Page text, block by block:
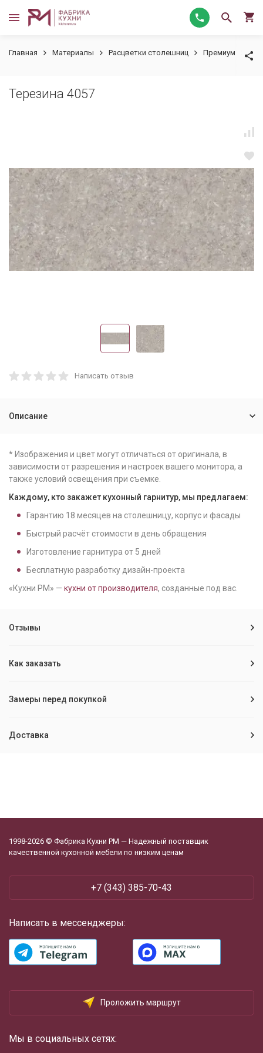
Главная Материалы Расцветки столешниц Премиум
Терезина 4057
Написать отзыв
Описание
* Изображения и цвет могут отличаться от оригинала, в
зависимости от разрешения и настроек вашего монитора, а
также условий освещения при съемке.
Каждому, кто закажет кухонный гарнитур, мы предлагаем:
Гарантию 18 месяцев на столешницу, корпус и фасады
Быстрый расчёт стоимости в день обращения
Изготовление гарнитура от 5 дней
Бесплатную разработку дизайн-проекта
«Кухни РМ» — кухни от производителя, созданные под вас.
Отзывы
Как заказать
Замеры перед покупкой
Доставка
1998-2026 © Фабрика Кухни РМ — Надежный поставщик
качественной кухонной мебели по низким ценам
+7 (343) 385-70-43
Написать в мессенджеры:
Проложить маршрут
Мы в социальных сетях: